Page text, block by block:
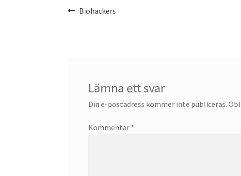
Inläggsnavigering
Föregående
Biohackers
Lämna ett svar
Din e-postadress kommer inte publiceras.
Kommentar *